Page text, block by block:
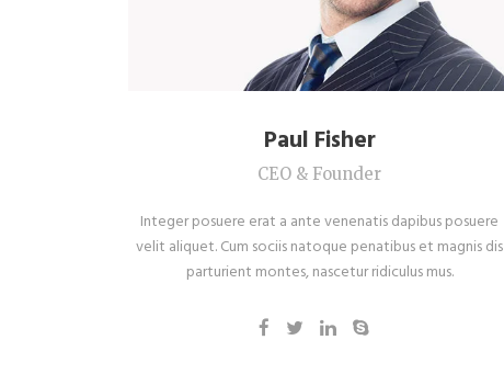
Paul Fisher
CEO & Founder
Integer posuere erat a ante venenatis dapibus posuere
velit aliquet. Cum sociis natoque penatibus et magnis dis
parturient montes, nascetur ridiculus mus.